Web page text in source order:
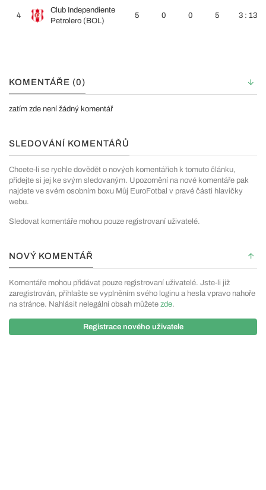
4
Club Independiente
Petrolero (BOL)
5 0 0 5 3 : 13
KOMENTÁŘE (0)
zatím zde není žádný komentář
SLEDOVÁNÍ KOMENTÁŘŮ
Chcete-li se rychle dovědět o nových komentářích k tomuto článku,
přidejte si jej ke svým sledovaným. Upozornění na nové komentáře pak
najdete ve svém osobním boxu Můj EuroFotbal v pravé části hlavičky
webu.
Sledovat komentáře mohou pouze registrovaní uživatelé.
NOVÝ KOMENTÁŘ
Komentáře mohou přidávat pouze registrovaní uživatelé. Jste-li již
zaregistrován, přihlašte se vyplněním svého loginu a hesla vpravo nahoře
na stránce. Nahlásit nelegální obsah můžete zde.
Registrace nového uživatele